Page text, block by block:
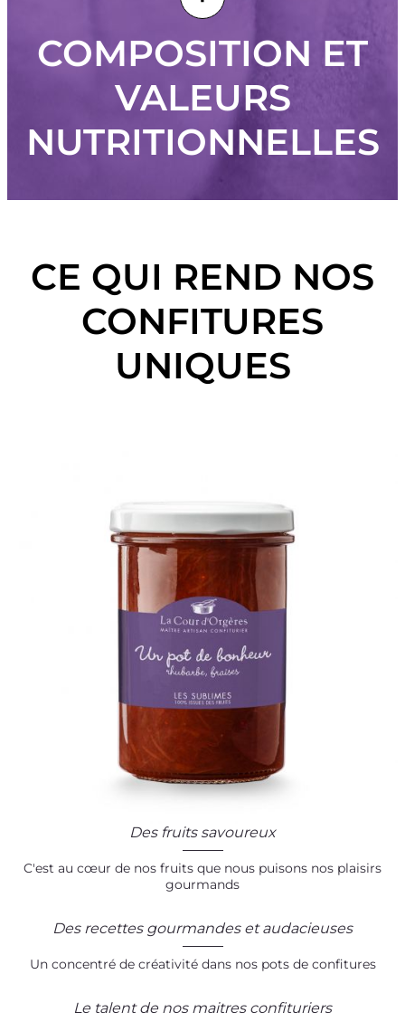
COMPOSITION ET
VALEURS
NUTRITIONNELLES
CE QUI REND NOS
CONFITURES
UNIQUES
Des fruits savoureux
C'est au cœur de nos fruits que nous puisons nos plaisirs
gourmands
Des recettes gourmandes et audacieuses
Un concentré de créativité dans nos pots de confitures
Le talent de nos maitres confituriers